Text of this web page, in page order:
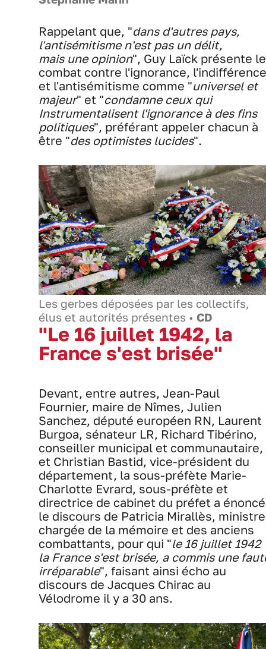
Rappelant que, "dans d'autres pays,
l'antisémitisme n'est pas un délit,
mais une opinion", Guy Laïck présente le
combat contre l'ignorance, l'indifférence
et l'antisémitisme comme "universel et
majeur" et "condamne ceux qui
Instrumentalisent l'ignorance à des fins
politiques", préférant appeler chacun à
être "des optimistes lucides".
Les gerbes déposées par les collectifs,
élus et autorités présentes • CD
"Le 16 juillet 1942, la
France s'est brisée"
Devant, entre autres, Jean-Paul
Fournier, maire de Nîmes, Julien
Sanchez, député européen RN, Laurent
Burgoa, sénateur LR, Richard Tibérino,
conseiller municipal et communautaire,
et Christian Bastid, vice-président du
département, la sous-préfète Marie-
Charlotte Evrard, sous-préfète et
directrice de cabinet du préfet a énoncé
le discours de Patricia Mirallès, ministre
chargée de la mémoire et des anciens
combattants, pour qui "le 16 juillet 1942
la France s'est brisée, a commis une
irréparable", faisant ainsi écho au
discours de Jacques Chirac au
Vélodrome il y a 30 ans.